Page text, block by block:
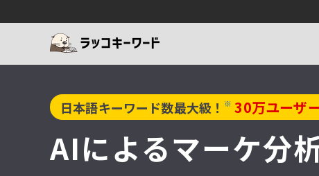
日本語キーワード数最大級！ ※ 30万ユーザ
AIによるマーケ分